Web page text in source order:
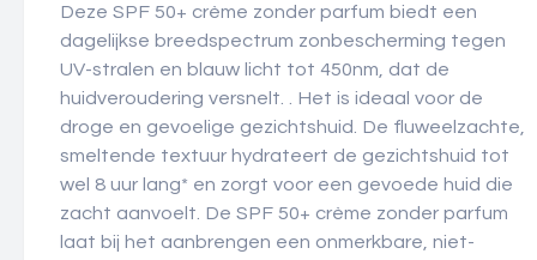
Deze SPF 50+ crème zonder parfum biedt een
dagelijkse breedspectrum zonbescherming tegen
UV-stralen en blauw licht tot 450nm, dat de
huidveroudering versnelt. . Het is ideaal voor de
droge en gevoelige gezichtshuid. De fluweelzachte,
smeltende textuur hydrateert de gezichtshuid tot
wel 8 uur lang* en zorgt voor een gevoede huid die
zacht aanvoelt. De SPF 50+ crème zonder parfum
laat bij het aanbrengen een onmerkbare, niet-